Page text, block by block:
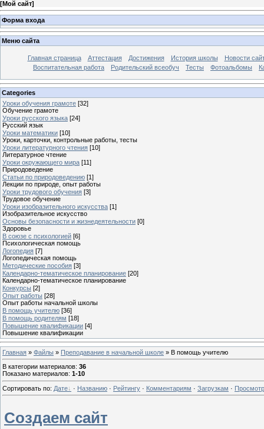
[Мой сайт]
Форма входа
Меню сайта
Главная страница Аттестация Достижения История школы
Новости
Воспитательная работа
Родительский всеобуч Тесты Фотоальбомы
Categories
Уроки обучения грамоте [32]
Обучение грамоте
Уроки русского языка [24]
Русский язык
Уроки математики [10]
Уроки, карточки, контрольные работы, тесты
Уроки литературного чтения [10]
Литературное чтение
Уроки окружающего мира [11]
Природоведение
Статьи по природоведению [1]
Лекции по природе, опыт работы
Уроки трудового обучения [3]
Трудовое обучение
Уроки изобразительного искусства [1]
Изобразительное искусство
Основы безопасности и жизнедеятельности [0]
Здоровье
В союзе с психологией [6]
Психологическая помощь
Логопедия [7]
Логопедическая помощь
Методические пособия [3]
Календарно-тематическое планирование [20]
Календарно-тематическое планирование
Конкурсы [2]
Опыт работы [28]
Опыт работы начальной школы
В помощь учителю [36]
В помощь родителям [18]
Повышение квалификации [4]
Повышение квалификации
Главная » Файлы » Преподавание в начальной школе » В помощь учителю
В категории материалов: 36
Показано материалов: 1-10
Сортировать по: Дате · Названию · Рейтингу · Комментариям · Загрузкам ·
Создаем сайт